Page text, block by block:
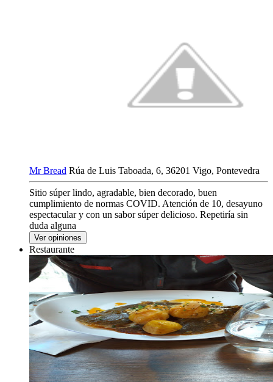
Mr Bread Rúa de Luis Taboada, 6, 36201 Vigo, Pontevedra
Sitio súper lindo, agradable, bien decorado, buen
cumplimiento de normas COVID. Atención de 10, desayuno
espectacular y con un sabor súper delicioso. Repetiría sin
duda alguna
Ver opiniones
Restaurante